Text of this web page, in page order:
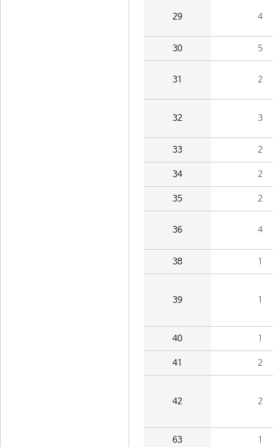
29 4
30 5
31 2
32 3
33 2
34 2
35 2
36 4
38 1
39 1
40 1
41 2
42 2
63 1